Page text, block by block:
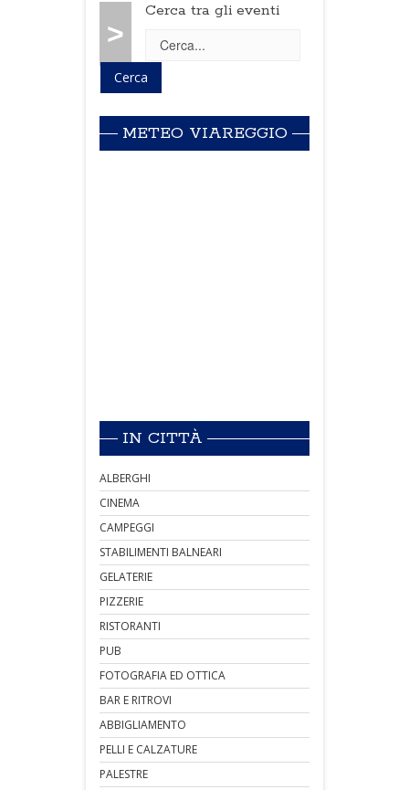
>
Cerca tra gli eventi
METEO VIAREGGIO
IN CITTÀ
ALBERGHI
CINEMA
CAMPEGGI
STABILIMENTI BALNEARI
GELATERIE
PIZZERIE
RISTORANTI
PUB
FOTOGRAFIA ED OTTICA
BAR E RITROVI
ABBIGLIAMENTO
PELLI E CALZATURE
PALESTRE